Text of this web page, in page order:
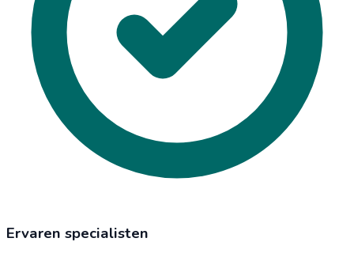
Ervaren specialisten